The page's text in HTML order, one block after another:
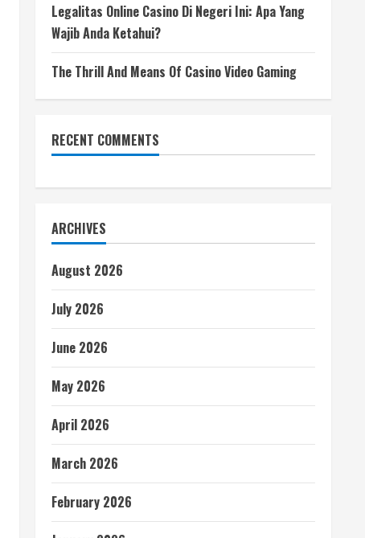
Legalitas Online Casino Di Negeri Ini: Apa Yang
Wajib Anda Ketahui?
The Thrill And Means Of Casino Video Gaming
RECENT COMMENTS
ARCHIVES
August 2026
July 2026
June 2026
May 2026
April 2026
March 2026
February 2026